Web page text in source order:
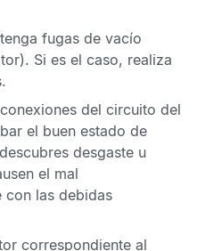
fugas de vacío
Si es el caso, realiza
del circuito del
el buen estado de
desgaste u
el mal
con las debidas
correspondiente al